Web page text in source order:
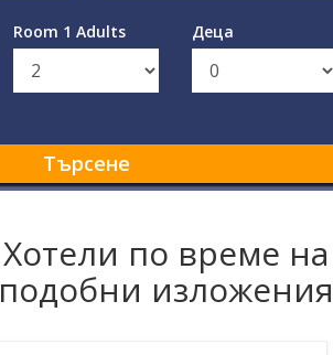
Room 1 Adults Деца
Търсене
Хотели по време на
подобни изложения